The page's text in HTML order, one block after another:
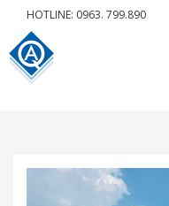
HOTLINE: 0963. 799.890